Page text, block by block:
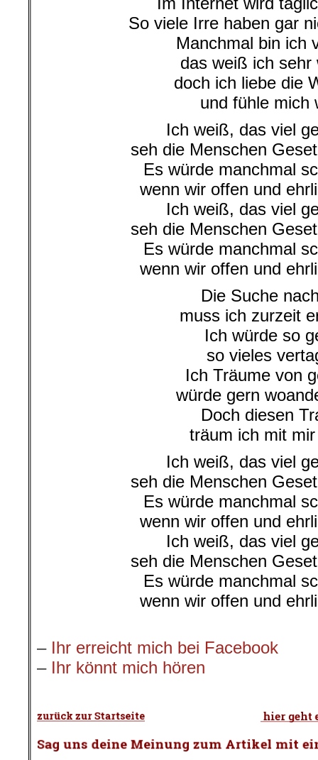
So viele Irre haben gar
Manchmal bin ich
das weiß ich
doch ich liebe die
und fühle mich
Ich weiß, das viel
seh die Menschen
Es würde manchmal
wenn wir offen und
Ich weiß, das viel
seh die Menschen
Es würde manchmal
wenn wir offen und
Die Suche
muss ich zurzeit
Ich würde so
so vieles
Ich Träume von
würde gern
Doch diesen
träum ich mit
Ich weiß, das viel
seh die Menschen
Es würde manchmal
wenn wir offen und
Ich weiß, das viel
seh die Menschen
Es würde manchmal
wenn wir offen und
– Ihr erreicht mich bei Facebook
– Ihr könnt mich hören